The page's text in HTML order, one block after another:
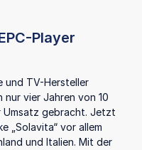
Player
und TV-Hersteller
vier Jahren von 10
Umsatz gebracht. Jetzt
„Solavita“ vor allem
und Italien. Mit der